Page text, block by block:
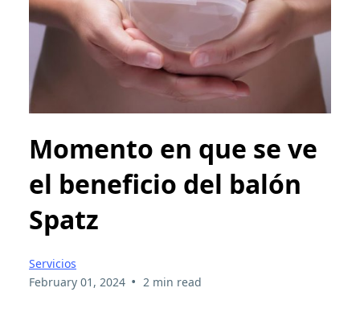
Momento en que se ve
el beneficio del balón
Spatz
Servicios
February 01, 2024 • 2 min read